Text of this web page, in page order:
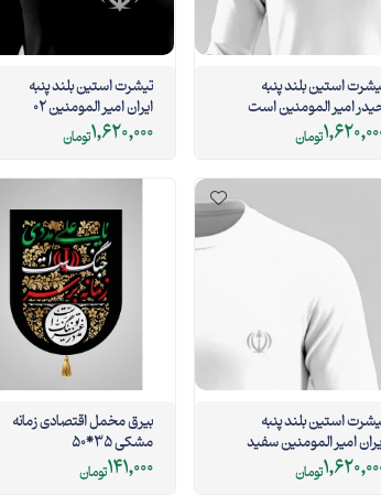
استین بلند پنبه
امیر المومنین است
تومان
تیشرت استین بلند پنبه
ایران امیر المومنین 02
مشکی
1,620,000تومان
استین بلند پنبه
امیر المومنین سفید
تومان
بیرق مخمل اقتصادی زمانه
مشکی 35*50
141,000تومان